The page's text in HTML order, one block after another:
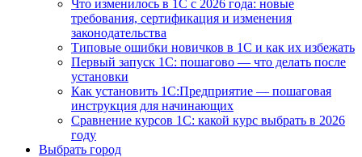
Что изменилось в 1С с 2026 года: новые
требования, сертификация и изменения
законодательства
Типовые ошибки новичков в 1С и как их избежать
Первый запуск 1С: пошагово — что делать после
установки
Как установить 1С:Предприятие — пошаговая
инструкция для начинающих
Сравнение курсов 1С: какой курс выбрать в 2026
году
Выбрать город